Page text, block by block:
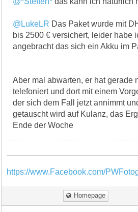
@LukeLR Das Paket wurde mit
bis 2500 € versichert, leider habe
angebracht das sich ein Akku im
Aber mal abwarten, er hat gerade
telefoniert und dort mit einem
der sich dem Fall jetzt annimmt
getauscht wird auf Kulanz, das
Ende der Woche
https://www.Facebook.com/
Homepage